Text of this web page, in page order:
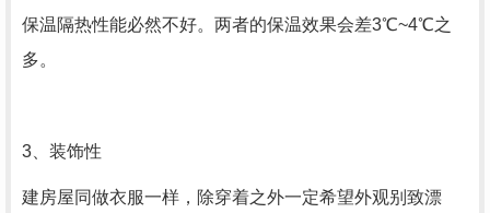
保温隔热性能必然不好。两者的保温效果会差3℃~4℃之
多。
3、 装饰性
建房屋同做衣服一样，除穿着之外一定希望外观别致漂